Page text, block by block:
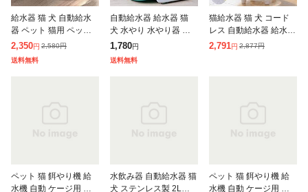
給水器 猫 犬 自動給水
器 ペット 猫用 ペット
ウォーター 1.8L フィル
ター 大容量 貯水 超静
2,350円 2,580円
送料無料
自動給水器 給水器 猫
犬 水やり 水やり器 水
やり機 給水機 給水トレ
イ トレイ 大容量 2.8L
1,780円
送料無料
猫給水器 猫 犬 コード
レス 自動給水器 給水機
ペット用 水飲み器 1L
2,791円 2,877円
ペット 猫 餌やり機 給
水機 自動 ケージ用 給
水飲み器 自動給水器 猫
犬 ステンレス製 2L大容
ペット 猫 餌やり機 給
水機 自動 ケージ用 給